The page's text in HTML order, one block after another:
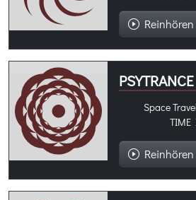
Reinhören
PSYTRANCE
Space
TIME
Reinhören